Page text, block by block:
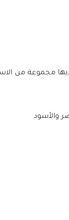
عام 1405هـ
والأسود